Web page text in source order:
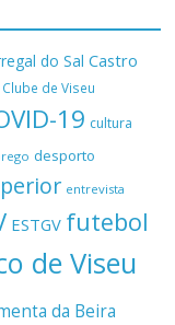
do Sal Castro
Clube de Viseu
19 cultura
desporto
entrevista
ESTGV futebol
de Viseu
da Beira